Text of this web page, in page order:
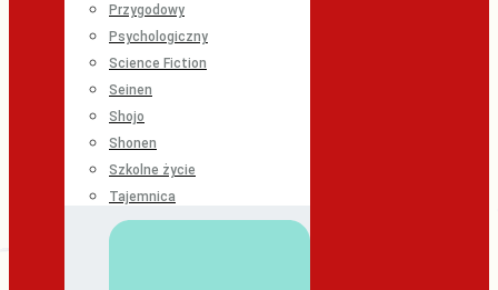
Przygodowy
Psychologiczny
Science Fiction
Seinen
Shojo
Shonen
Szkolne życie
Tajemnica